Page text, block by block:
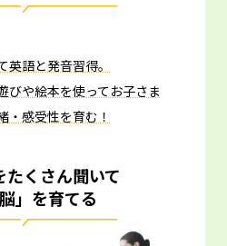
英語と発音習得。
びや絵本を使ってお子さま
・感受性を育む！
たくさん聞いて
脳」を育てる